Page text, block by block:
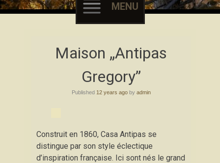
MENU
to
Maison „Antipas
Gregory”
Published 12 years agoby admin
Construit en 1860, Casa Antipas se
distingue par son style éclectique
d’inspiration française. Ici sont nés le grand